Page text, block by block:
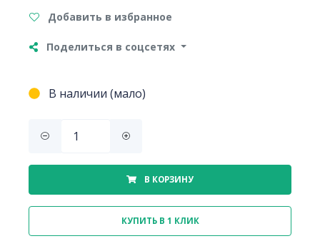
Добавить в избранное
Поделиться в соцсетях
В наличии (мало)
В КОРЗИНУ
КУПИТЬ В 1 КЛИК